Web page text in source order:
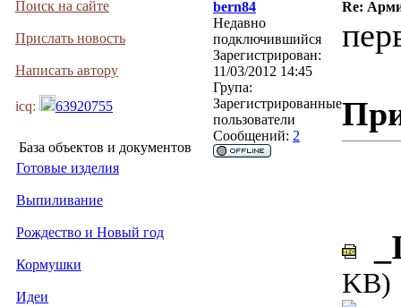
Поиск на сайте
Прислать новость
Написать автору
icq: 63920755
База объектов и документов
Готовые изделия
Выпиливание
Рождество и Новый год
Кормушки
Идеи
bern84
Re:
Недавно
подключившийся
Зарегистрирован:
11/03/2012 14:45
Група:
Зарегистрированные
пользователи
Сообщений: 2
KB)